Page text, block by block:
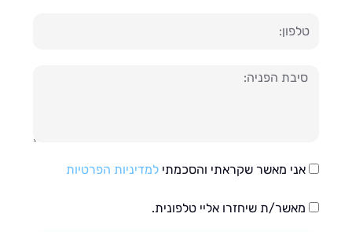
אני מאשר שקראתי והסכמתילמדיניות הפרטיות
מאשר/ת שיחזרו אליי טלפונית.